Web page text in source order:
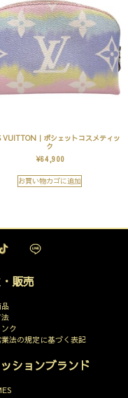
VUITTON｜ポシェットコスメティッ
ク
¥64,900
お買い物カゴに追加
販売
ク
法の規定に基づく表記
ションブランド